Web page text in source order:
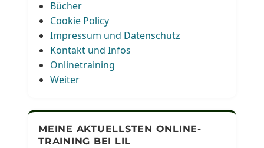
Bücher
Cookie Policy
Impressum und Datenschutz
Kontakt und Infos
Onlinetraining
Weiter
MEINE AKTUELLSTEN ONLINE-
TRAINING BEI LIL